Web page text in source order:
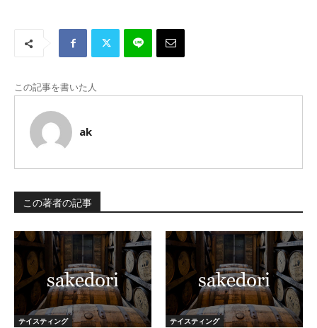
この記事を書いた人
ak
この著者の記事
テイスティング
テイスティング